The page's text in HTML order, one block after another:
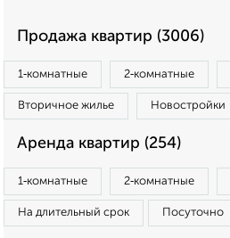
Продажа квартир (3006)
1‑комнатные 2‑комнатные
Вторичное жилье Новостройки
Аренда квартир (254)
1‑комнатные 2‑комнатные
На длительный срок Посуточно